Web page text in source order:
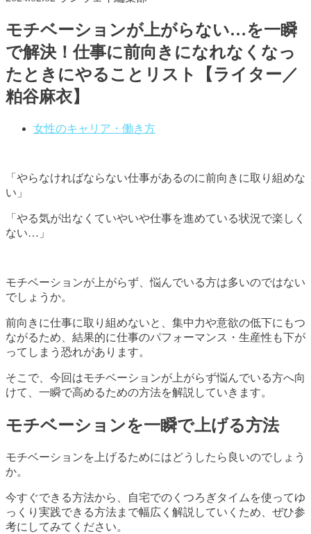
モチベーションが上がらない…を一瞬
で解決！仕事に前向きになれなくなっ
たときにやることリスト【ライター／
粕谷麻衣】
女性のキャリア・働き方
「やらなければならない仕事があるのに前向きに取り組めな
い」
「やる気が出なくていやいや仕事を進めている状況で楽しく
ない…」
モチベーションが上がらず、悩んでいる方は多いのではない
でしょうか。
前向きに仕事に取り組めないと、集中力や意欲の低下にもつ
ながるため、結果的に仕事のパフォーマンス・生産性も下が
ってしまう恐れがあります。
そこで、今回はモチベーションが上がらず悩んでいる方へ向
けて、一瞬で高めるための方法を解説していきます。
モチベーションを一瞬で上げる方法
モチベーションを上げるためにはどうしたら良いのでしょう
か。
今すぐできる方法から、自宅でのくつろぎタイムを使ってゆ
っくり実践できる方法まで幅広く解説していくため、ぜひ参
考にしてみてください。